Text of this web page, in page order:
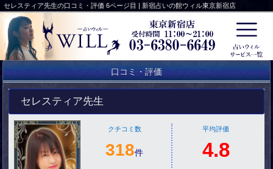
セレスティア先生の口コミ・評価 6ページ目 | 新宿占いの館ウィル東京新宿店
口コミ・評価
セレスティア先生
クチコミ数
318件
平均評価
4.8